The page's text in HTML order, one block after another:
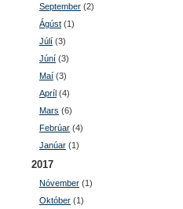
September (2)
Ágúst (1)
Júlí (3)
Júní (3)
Maí (3)
Apríl (4)
Mars (6)
Febrúar (4)
Janúar (1)
2017
Nóvember (1)
Október (1)